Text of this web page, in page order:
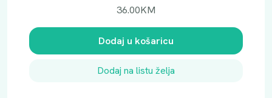
36.00KM
Dodaj u košaricu
Dodaj na listu želja